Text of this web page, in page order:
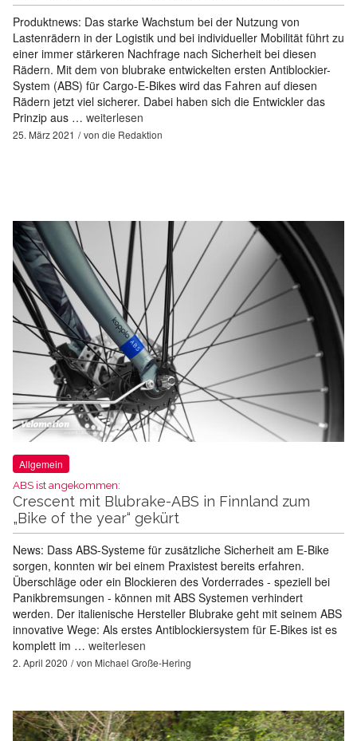
Produktnews: Das starke Wachstum bei der Nutzung von
Lastenrädern in der Logistik und bei individueller Mobilität führt zu
einer immer stärkeren Nachfrage nach Sicherheit bei diesen
Rädern. Mit dem von blubrake entwickelten ersten Antiblockier-
System (ABS) für Cargo-E-Bikes wird das Fahren auf diesen
Rädern jetzt viel sicherer. Dabei haben sich die Entwickler das
Prinzip aus … weiterlesen
25. März 2021 von die Redaktion
Allgemein
ABS ist angekommen:
Crescent mit Blubrake-ABS in Finnland zum
„Bike of the year“ gekürt
News: Dass ABS-Systeme für zusätzliche Sicherheit am E-Bike
sorgen, konnten wir bei einem Praxistest bereits erfahren.
Überschläge oder ein Blockieren des Vorderrades - speziell bei
Panikbremsungen - können mit ABS Systemen verhindert
werden. Der italienische Hersteller Blubrake geht mit seinem ABS
innovative Wege: Als erstes Antiblockiersystem für E-Bikes ist es
komplett im … weiterlesen
2. April 2020 von Michael Große-Hering